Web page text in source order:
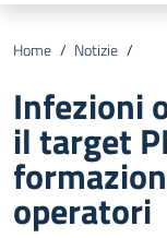
Home / Notizie /
Infezioni
il target
operatori